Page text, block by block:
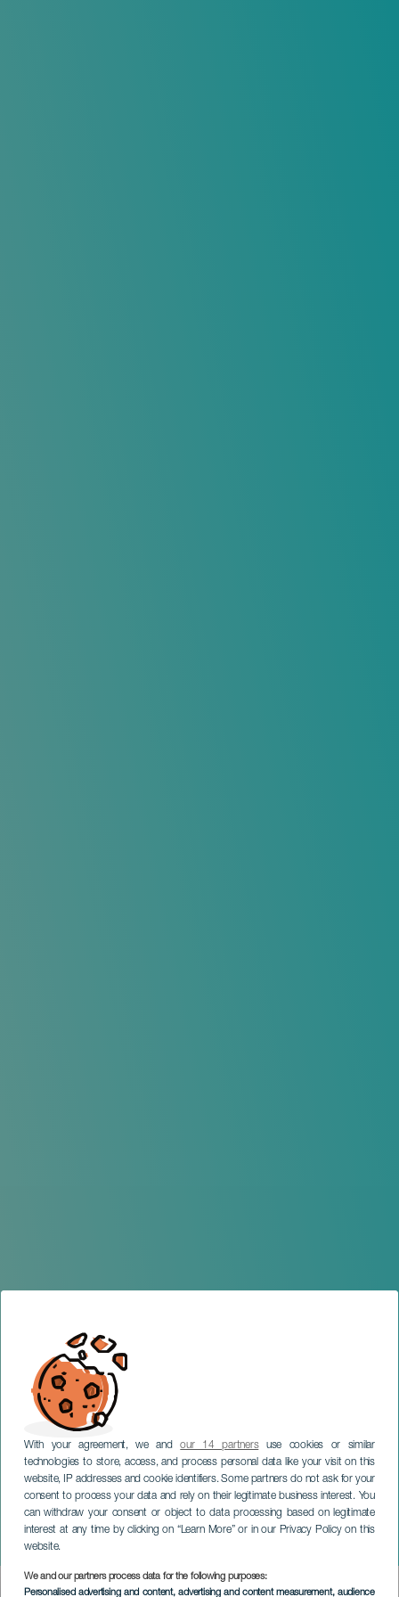
With your agreement, we andour 14 partnersuse cookies or similar
technologies to store, access, and process personal data like your visit on this
website, IP addresses and cookie identifiers. Some partners do not ask for your
consent to process your data and rely on their legitimate business interest. You
can withdraw your consent or object to data processing based on legitimate
interest at any time by clicking on “Learn More” or in our Privacy Policy on this
website.
We and our partners process data for the following purposes:
Personalised advertising and content, advertising and content measurement, audience
Jardín de invierno
TENERIFE
Imagen